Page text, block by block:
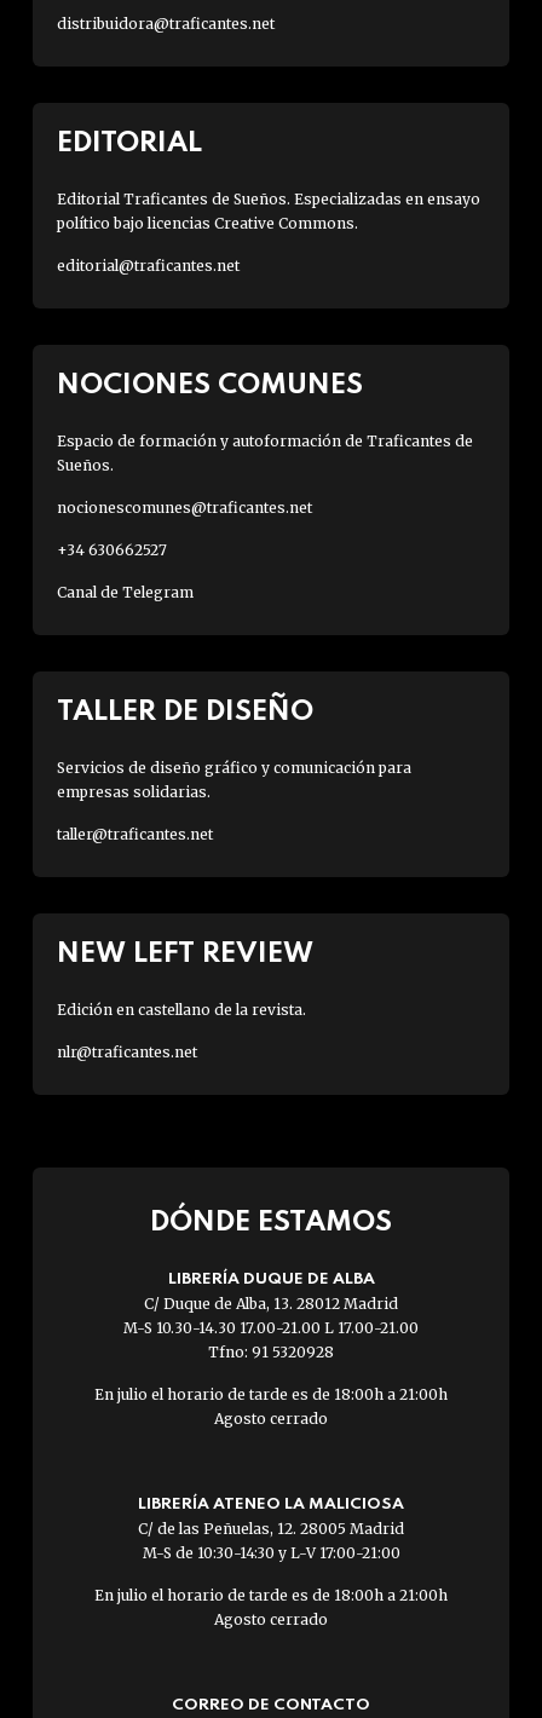
distribuidora@traficantes.net
EDITORIAL
Editorial Traficantes de Sueños. Especializadas en ensayo
político bajo licencias Creative Commons.
editorial@traficantes.net
NOCIONES COMUNES
Espacio de formación y autoformación de Traficantes de
Sueños.
nocionescomunes@traficantes.net
+34 630662527
Canal de Telegram
TALLER DE DISEÑO
Servicios de diseño gráfico y comunicación para
empresas solidarias.
taller@traficantes.net
NEW LEFT REVIEW
Edición en castellano de la revista.
nlr@traficantes.net
DÓNDE ESTAMOS
LIBRERÍA DUQUE DE ALBA
C/ Duque de Alba, 13. 28012 Madrid
M-S 10.30-14.30 17.00-21.00 L 17.00-21.00
Tfno: 91 5320928
En julio el horario de tarde es de 18:00h a 21:00h
Agosto cerrado
LIBRERÍA ATENEO LA MALICIOSA
C/ de las Peñuelas, 12. 28005 Madrid
M-S de 10:30-14:30 y L-V 17:00-21:00
En julio el horario de tarde es de 18:00h a 21:00h
Agosto cerrado
CORREO DE CONTACTO